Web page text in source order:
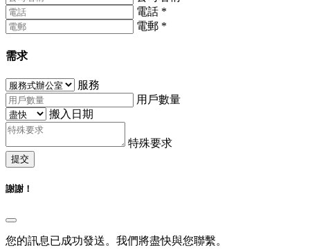
電話 *
電郵 *
需求
服務
用戶數量
搬入日期
特殊要求
提交
謝謝！
您的訊息已成功發送。我們將盡快與您聯繫。